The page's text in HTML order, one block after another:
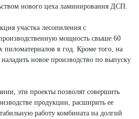
нового цеха ламинирования ДСП.
участка лесопиления с
мощность свыше 60
пиломатериалов в год. Кроме того, на
наладить новое производство по выпуску
эти проекты позволят совершить
продукции, расширить ее
работу комбината на долгий